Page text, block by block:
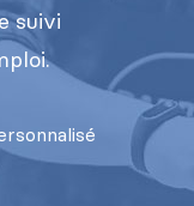
suivi